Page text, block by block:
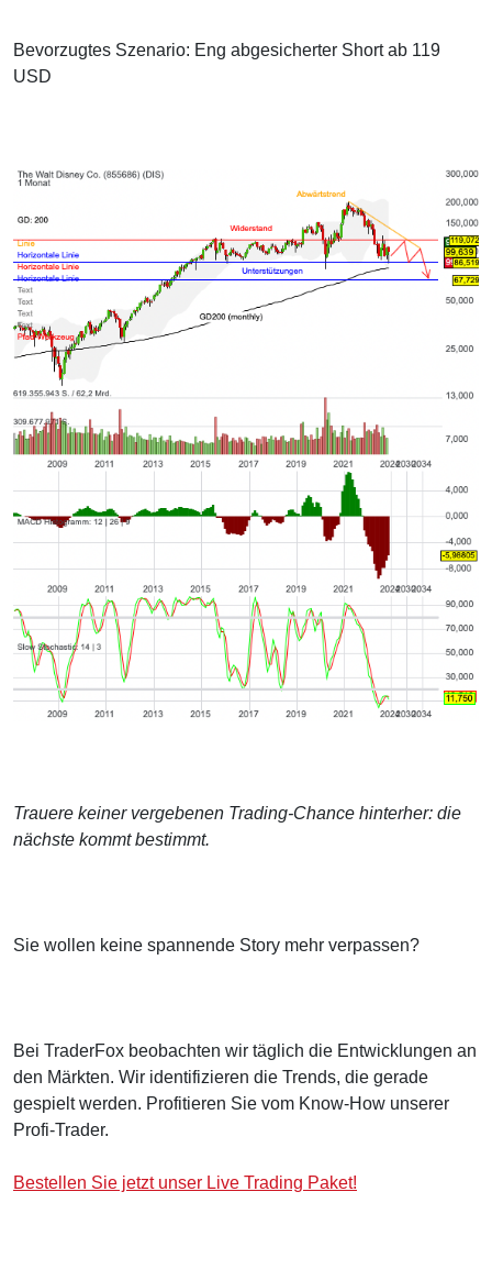
Bevorzugtes Szenario: Eng abgesicherter Short ab 119
USD
Trauere keiner vergebenen Trading-Chance hinterher: die
nächste kommt bestimmt.
Sie wollen keine spannende Story mehr verpassen?
Bei TraderFox beobachten wir täglich die Entwicklungen an
den Märkten. Wir identifizieren die Trends, die gerade
gespielt werden. Profitieren Sie vom Know-How unserer
Profi-Trader.
Bestellen Sie jetzt unser Live Trading Paket!